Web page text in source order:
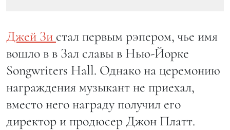
Джей Зи стал первым рэпером, чье имя
вошло в в Зал славы в Нью-Йорке
Songwriters Hall. Однако на церемонию
награждения музыкант не приехал,
вместо него награду получил его
директор и продюсер Джон Платт.